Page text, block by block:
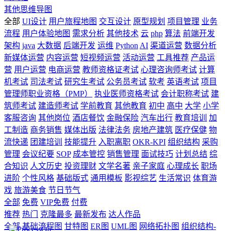
其他思维导图
全部 UI设计 用户旅程地图 交互设计 原型规划 项目管理 业务
流程 用户体验地图 需求分析 其他技术 云 php 算法 前端开发
架构 java 大数据 后端开发 运维 Python AI 渠道运营 数据分析
新媒体运营 内容运营 短视频运营 活动运营 工具推荐 产品运
营 用户运营 电商运营 教师资格证考试 心理咨询师考试 计算
机考试 司法考试 研究生考试 公务员考试 软考 英语考试 项目
管理师职业资格（PMP）
执业医师资格考试 会计职称考试 建
筑师考试 建造师考试 学前教育 其他教育 初中 高中 大学 小学
客服咨询 其他岗位 酒店餐饮 金融保险 汽车出行 教育培训
加
工制造 商务销售 媒体出版 法律法务 房地产建筑 医疗保健 物
流快递 团建培训 技能提升 入职离职 OKR-KPI 组织结构 采购
管理 会议纪要 SOP 成本管控 销售管理 面试技巧 计划总结 综
合知识 人文历史 投资理财 文学名著 亲子家庭 心理成长 职场
进阶 个性风格 基础版式 通用模板 影视综艺 生活常识 体育游
戏 旅游美食 节日节气
全部 免费 VIP免费 付费
推荐 热门 克隆最多 最新发布 达人作品
全部 基础流程图 甘特图 ER图 UML图 网络拓扑图 组织结构-